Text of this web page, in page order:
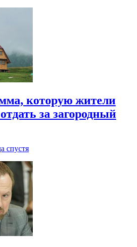
которую жители
за загородный
спустя